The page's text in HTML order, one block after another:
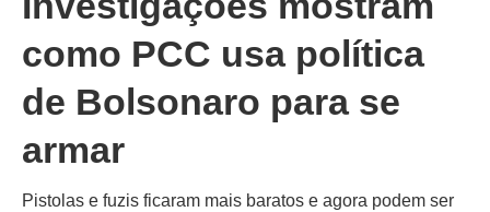
como PCC usa política
de Bolsonaro para se
armar
Pistolas e fuzis ficaram mais baratos e agora podem ser